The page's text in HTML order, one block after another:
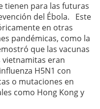
tienen para las futuras
del Ébola. Este
en otras
pandémicas, como la
que las vacunas
vietnamitas eran
H5N1 con
o mutaciones en
como Hong Kong y